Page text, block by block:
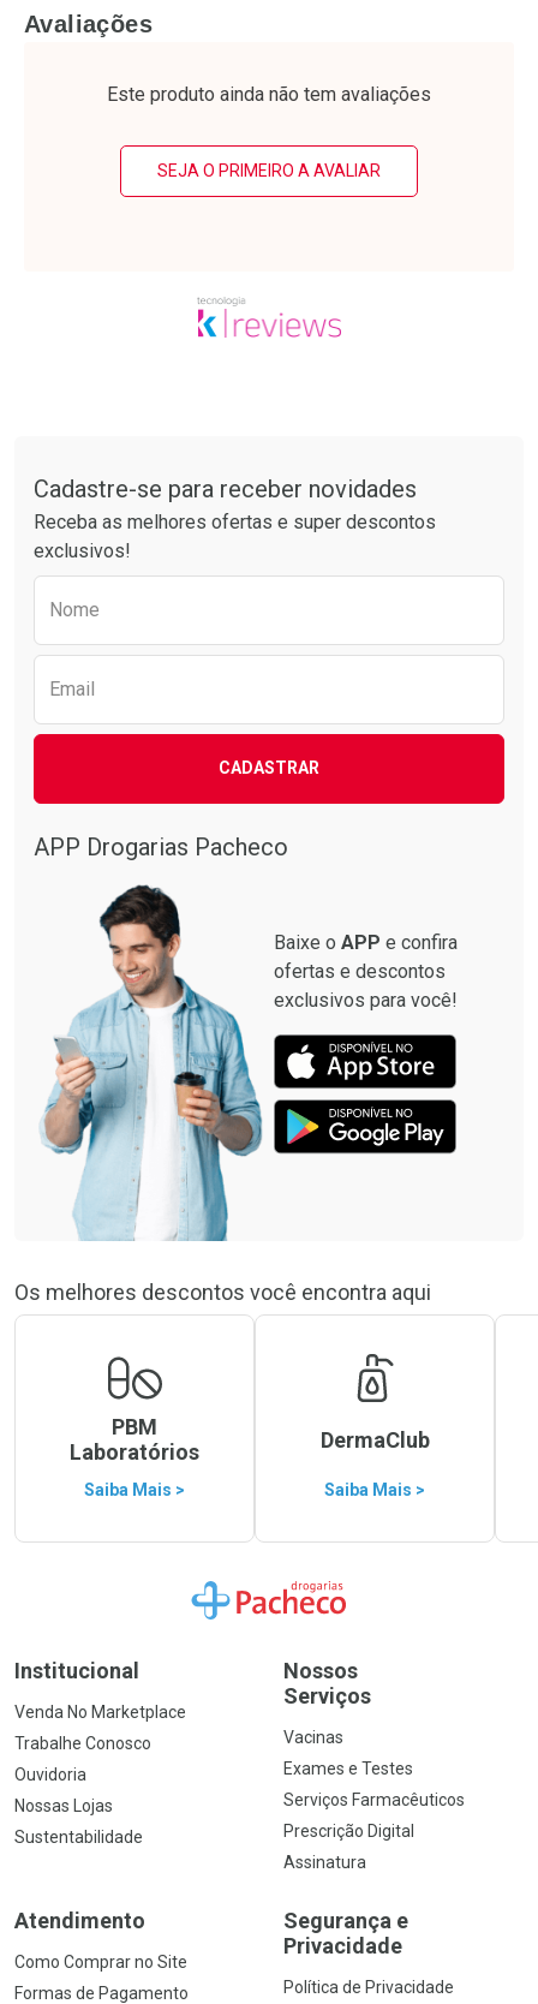
Laboratório
Por R$ 37,25/cada
Por Menos Laboratório
Por R$ 49,89/cada
Por Menos
Avaliações
Este produto ainda não tem avaliações
SEJA O PRIMEIRO A AVALIAR
Cadastre-se para receber novidades
Receba as melhores ofertas e super descontos
exclusivos!
Nome
Email
CADASTRAR
APP Drogarias Pacheco
Baixe o APP e confira
ofertas e descontos
exclusivos para você!
Os melhores descontos você encontra aqui
PBM
Laboratórios
Saiba Mais >
DermaClub
Saiba Mais >
Ir para a Home
Institucional
Venda No Marketplace
Trabalhe Conosco
Ouvidoria
Nossas Lojas
Sustentabilidade
Nossos
Serviços
Vacinas
Exames e Testes
Serviços Farmacêuticos
Prescrição Digital
Assinatura
Atendimento
Como Comprar no Site
Formas de Pagamento
Segurança e
Privacidade
Política de Privacidade